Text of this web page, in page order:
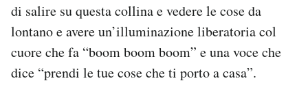
di salire su questa collina e vedere le cose da
lontano e avere un’illuminazione liberatoria col
cuore che fa “boom boom boom” e una voce che
dice “prendi le tue cose che ti porto a casa”.